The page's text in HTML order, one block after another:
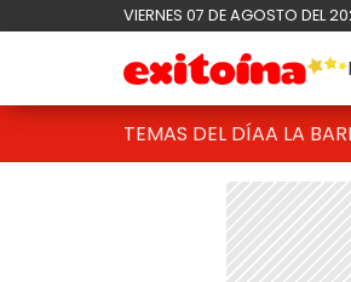
VIERNES 07 DE AGOSTO DEL
TEMAS DEL DÍAA LA